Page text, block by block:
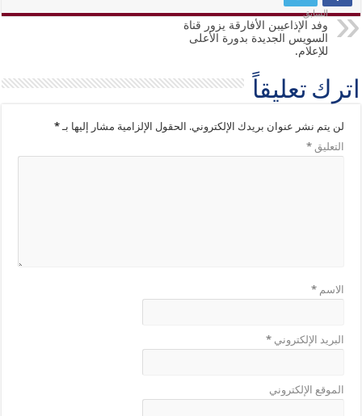
السابق
وفد الإذاعيبن الأفارقة يزور قناة
السويس الجديدة بدورة الأعلى
للإعلام.
اترك تعليقاً
لن يتم نشر عنوان بريدك الإلكتروني. الحقول الإلزامية مشار إليها بـ*
التعليق*
الاسم*
البريد الإلكتروني*
الموقع الإلكتروني